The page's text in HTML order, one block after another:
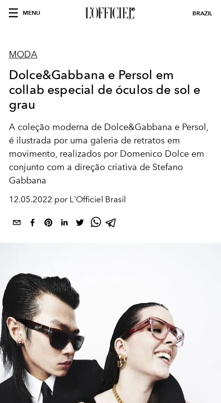
MENU BRAZIL
MODA
Dolce&Gabbana e Persol em
collab especial de óculos de sol e
grau
A coleção moderna de Dolce&Gabbana e Persol,
é ilustrada por uma galeria de retratos em
movimento, realizados por Domenico Dolce em
conjunto com a direção criativa de Stefano
Gabbana
12.05.2022 por L'Officiel Brasil